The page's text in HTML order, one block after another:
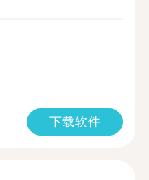
下载软件